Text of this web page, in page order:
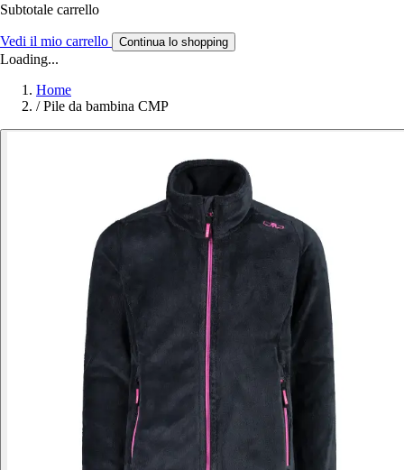
Subtotale carrello
Vedi il mio carrello Continua lo shopping
Loading...
Home
/ Pile da bambina CMP